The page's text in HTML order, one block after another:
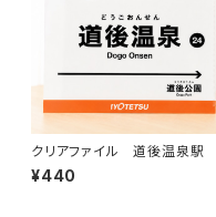
クリアファイル 道後温泉駅
¥440